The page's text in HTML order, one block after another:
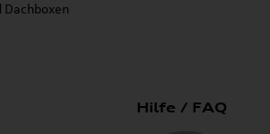
Hilfe / FAQ